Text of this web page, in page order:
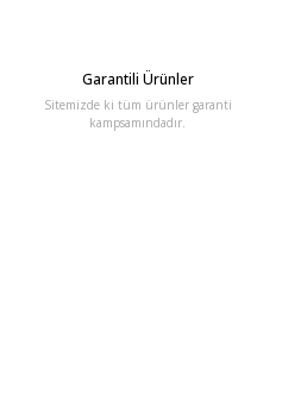
Garantili Ürünler
Sitemizde ki tüm ürünler garanti
kampsamındadır.